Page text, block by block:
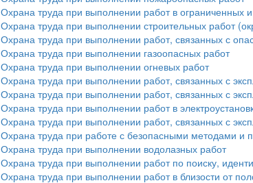
Охрана труда при выполнении работ в ограниченных
Охрана труда при выполнении строительных работ
Охрана труда при выполнении работ, связанных с
Охрана труда при выполнении газоопасных работ
Охрана труда при выполнении огневых работ
Охрана труда при выполнении работ, связанных с
Охрана труда при выполнении работ, связанных с
Охрана труда при выполнении работ в
Охрана труда при выполнении работ, связанных с
Охрана труда при работе с безопасными методами
Охрана труда при выполнении водолазных работ
Охрана труда при выполнении работ по поиску,
Охрана труда при выполнении работ в близости от